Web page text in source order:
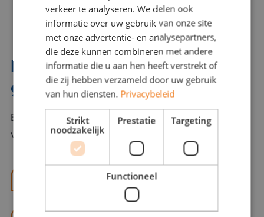
Interesse? Benno helpt je
graag verder!
Bel of mail Benno met al jouw vragen. Benno staat
voor je klaar en helpt je graag!
benno@viajou.nl
verkeer te analyseren. We delen ook
informatie over uw gebruik van onze site
met onze advertentie- en analysepartners,
die deze kunnen combineren met andere
informatie die u aan hen heeft verstrekt of
die zij hebben verzameld door uw gebruik
van hun diensten. Privacybeleid
Strikt
noodzakelijk
Prestatie Targeting
Functioneel